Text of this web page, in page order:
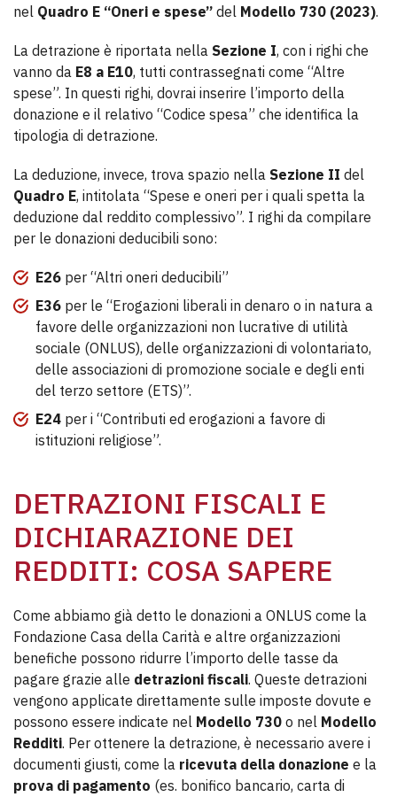
nel Quadro E “Oneri e spese” del Modello 730 (2023).
La detrazione è riportata nella Sezione I, con i righi che
vanno da E8 a E10, tutti contrassegnati come “Altre
spese”. In questi righi, dovrai inserire l’importo della
donazione e il relativo “Codice spesa” che identifica la
tipologia di detrazione.
La deduzione, invece, trova spazio nella Sezione II del
Quadro E, intitolata “Spese e oneri per i quali spetta la
deduzione dal reddito complessivo”. I righi da compilare
per le donazioni deducibili sono:
E26 per “Altri oneri deducibili”
E36 per le “Erogazioni liberali in denaro o in natura a
favore delle organizzazioni non lucrative di utilità
sociale (ONLUS), delle organizzazioni di volontariato,
delle associazioni di promozione sociale e degli enti
del terzo settore (ETS)”.
E24 per i “Contributi ed erogazioni a favore di
istituzioni religiose”.
DETRAZIONI FISCALI E
DICHIARAZIONE DEI
REDDITI: COSA SAPERE
Come abbiamo già detto le donazioni a ONLUS come la
Fondazione Casa della Carità e altre organizzazioni
benefiche possono ridurre l’importo delle tasse da
pagare grazie alle detrazioni fiscali. Queste detrazioni
vengono applicate direttamente sulle imposte dovute e
possono essere indicate nel Modello 730 o nel Modello
Redditi. Per ottenere la detrazione, è necessario avere i
documenti giusti, come la ricevuta della donazione e la
prova di pagamento (es. bonifico bancario, carta di